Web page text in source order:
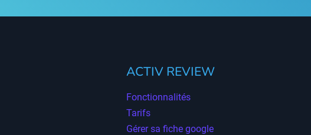
ACTIV REVIEW
Fonctionnalités
Tarifs
Gérer sa fiche google